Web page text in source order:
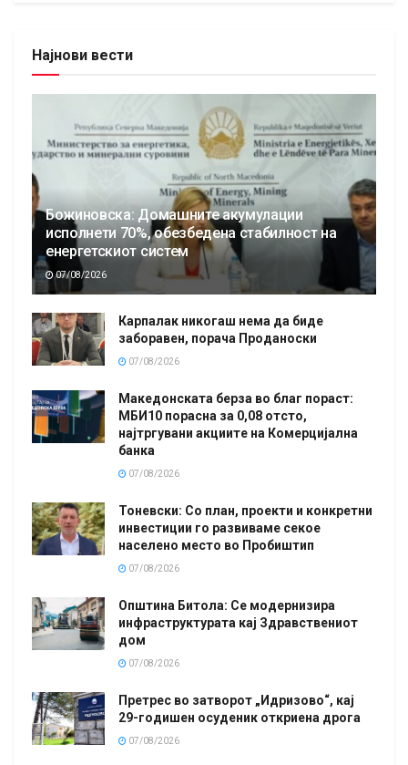
Најнови вести
Божиновска: Домашните акумулации
исполнети 70%, обезбедена стабилност на
енергетскиот систем
07/08/2026
Карпалак никогаш нема да биде
заборавен, порача Проданоски
07/08/2026
Македонската берза во благ пораст:
МБИ10 порасна за 0,08 отсто,
најтргувани акциите на Комерцијална
банка
07/08/2026
Тоневски: Со план, проекти и конкретни
инвестиции го развиваме секое
населено место во Пробиштип
07/08/2026
Општина Битола: Се модернизира
инфраструктурата кај Здравствениот
дом
07/08/2026
Претрес во затворот „Идризово“, кај
29-годишен осуденик откриена дрога
07/08/2026